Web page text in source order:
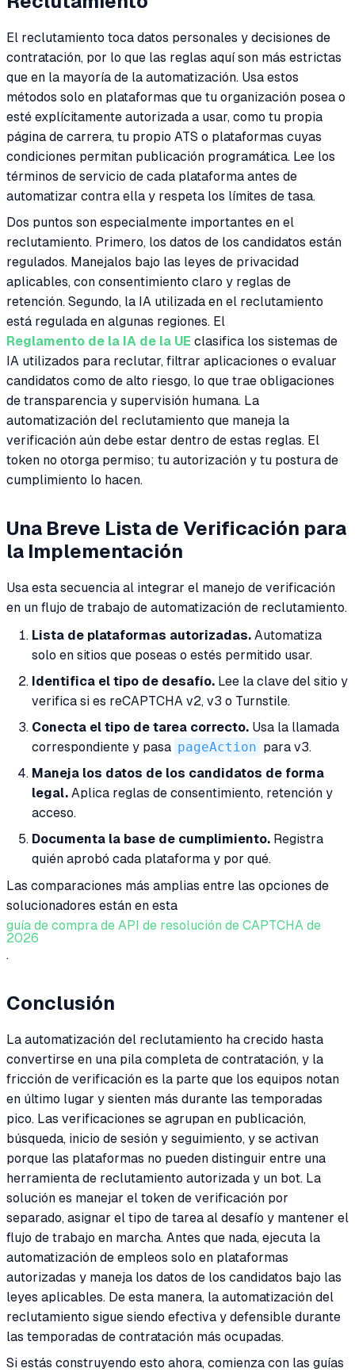
El reclutamiento toca datos personales y decisiones de
contratación, por lo que las reglas aquí son más estrictas
que en la mayoría de la automatización. Usa estos
métodos solo en plataformas que tu organización posea o
esté explícitamente autorizada a usar, como tu propia
página de carrera, tu propio ATS o plataformas cuyas
condiciones permitan publicación programática. Lee los
términos de servicio de cada plataforma antes de
automatizar contra ella y respeta los límites de tasa.
Dos puntos son especialmente importantes en el
reclutamiento. Primero, los datos de los candidatos están
regulados. Manejalos bajo las leyes de privacidad
aplicables, con consentimiento claro y reglas de
retención. Segundo, la IA utilizada en el reclutamiento
está regulada en algunas regiones. El
Reglamento de la IA de la UE clasifica los sistemas de
IA utilizados para reclutar, filtrar aplicaciones o evaluar
candidatos como de alto riesgo, lo que trae obligaciones
de transparencia y supervisión humana. La
automatización del reclutamiento que maneja la
verificación aún debe estar dentro de estas reglas. El
token no otorga permiso; tu autorización y tu postura de
cumplimiento lo hacen.
Una Breve Lista de Verificación para
la Implementación
Usa esta secuencia al integrar el manejo de verificación
en un flujo de trabajo de automatización de reclutamiento.
Lista de plataformas autorizadas. Automatiza
solo en sitios que poseas o estés permitido usar.
Identifica el tipo de desafío. Lee la clave del sitio y
verifica si es reCAPTCHA v2, v3 o Turnstile.
Conecta el tipo de tarea correcto. Usa la llamada
correspondiente y pasa pageAction para v3.
Maneja los datos de los candidatos de forma
legal. Aplica reglas de consentimiento, retención y
acceso.
Documenta la base de cumplimiento. Registra
quién aprobó cada plataforma y por qué.
Las comparaciones más amplias entre las opciones de
solucionadores están en esta
guía de compra de API de resolución de CAPTCHA de
2026
.
Conclusión
La automatización del reclutamiento ha crecido hasta
convertirse en una pila completa de contratación, y la
fricción de verificación es la parte que los equipos notan
en último lugar y sienten más durante las temporadas
pico. Las verificaciones se agrupan en publicación,
búsqueda, inicio de sesión y seguimiento, y se activan
porque las plataformas no pueden distinguir entre una
herramienta de reclutamiento autorizada y un bot. La
solución es manejar el token de verificación por
separado, asignar el tipo de tarea al desafío y mantener el
flujo de trabajo en marcha. Antes que nada, ejecuta la
automatización de empleos solo en plataformas
autorizadas y maneja los datos de los candidatos bajo las
leyes aplicables. De esta manera, la automatización del
reclutamiento sigue siendo efectiva y defensible durante
las temporadas de contratación más ocupadas.
Si estás construyendo esto ahora, comienza con las guías